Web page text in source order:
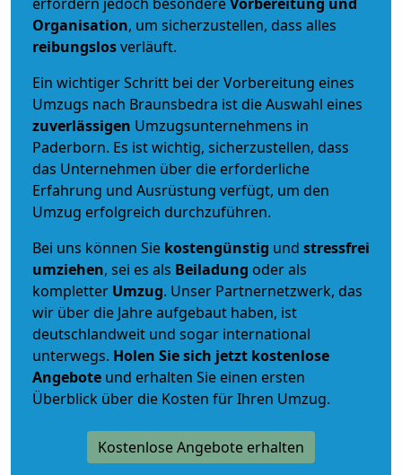
Organisation, um sicherzustellen, dass alles
reibungslosverläuft.
Ein wichtiger Schritt bei der Vorbereitung eines
Umzugs nach Braunsbedra ist die Auswahl eines
zuverlässigen Umzugsunternehmens in
Paderborn. Es ist wichtig, sicherzustellen, dass
das Unternehmen über die erforderliche
Erfahrung und Ausrüstung verfügt, um den
Umzug erfolgreich durchzuführen.
Bei uns können Sie kostengünstig und stressfrei
umziehen, sei es als Beiladung oder als
kompletter Umzug. Unser Partnernetzwerk, das
wir über die Jahre aufgebaut haben, ist
deutschlandweit und sogar international
unterwegs. Holen Sie sich jetzt kostenlose
Angebote und erhalten Sie einen ersten
Überblick über die Kosten für Ihren Umzug.
Kostenlose Angebote erhalten